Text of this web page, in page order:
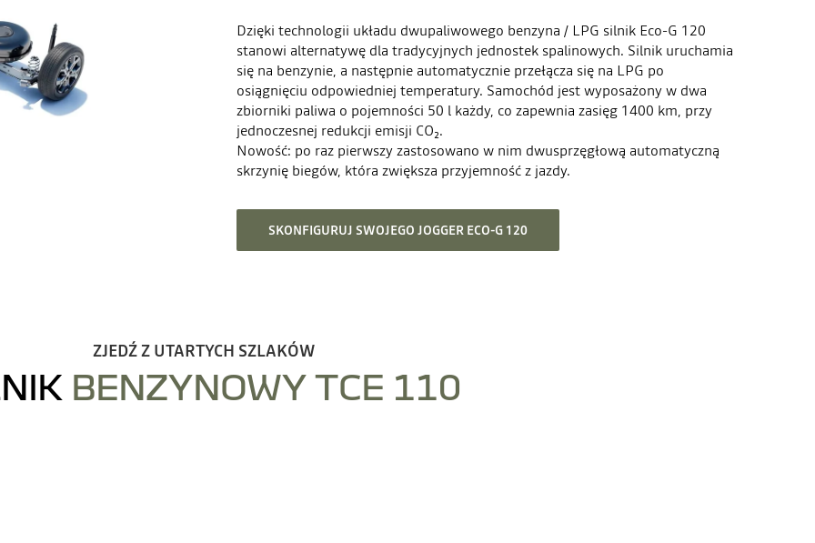
Dzięki technologii układu dwupaliwowego benzyna / LPG silnik Eco-G 120
stanowi alternatywę dla tradycyjnych jednostek spalinowych. Silnik uruchamia
się na benzynie, a następnie automatycznie przełącza się na LPG po
osiągnięciu odpowiedniej temperatury. Samochód jest wyposażony w dwa
zbiorniki paliwa o pojemności 50 l każdy, co zapewnia zasięg 1400 km, przy
jednoczesnej redukcji emisji CO₂.
Nowość: po raz pierwszy zastosowano w nim dwusprzęgłową automatyczną
skrzynię biegów, która zwiększa przyjemność z jazdy.
SKONFIGURUJ SWOJEGO JOGGER ECO-G 120
ZJEDŹ Z UTARTYCH SZLAKÓW
BENZYNOWY TCE 110